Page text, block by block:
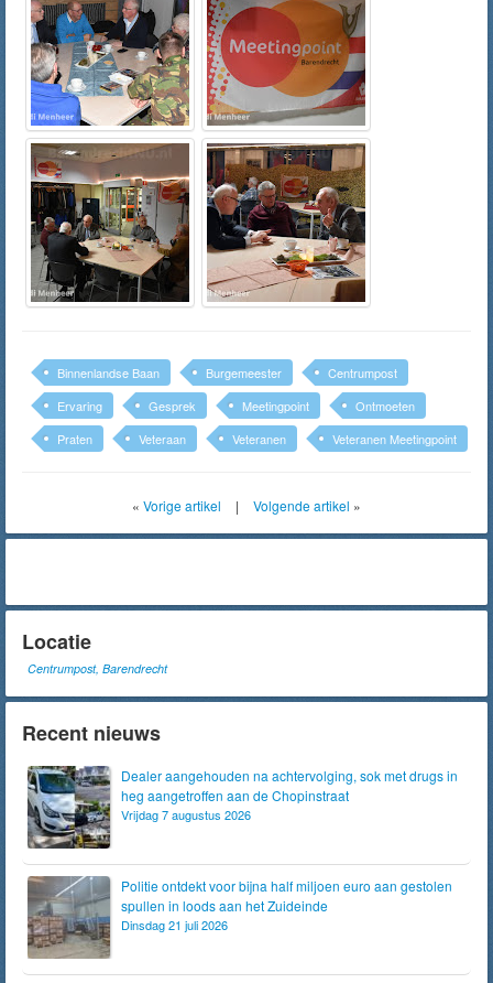
Binnenlandse Baan Burgemeester
Centrumpost
Ervaring
Gesprek Meetingpoint
Ontmoeten
Praten
Veteraan Veteranen Veteranen Meetingpoint
« Vorige artikel | Volgende artikel »
Locatie
Centrumpost, Barendrecht
Recent nieuws
Dealer aangehouden na achtervolging, sok met drugs in
heg aangetroffen aan de Chopinstraat
Vrijdag 7 augustus 2026
Politie ontdekt voor bijna half miljoen euro aan gestolen
spullen in loods aan het Zuideinde
Dinsdag 21 juli 2026